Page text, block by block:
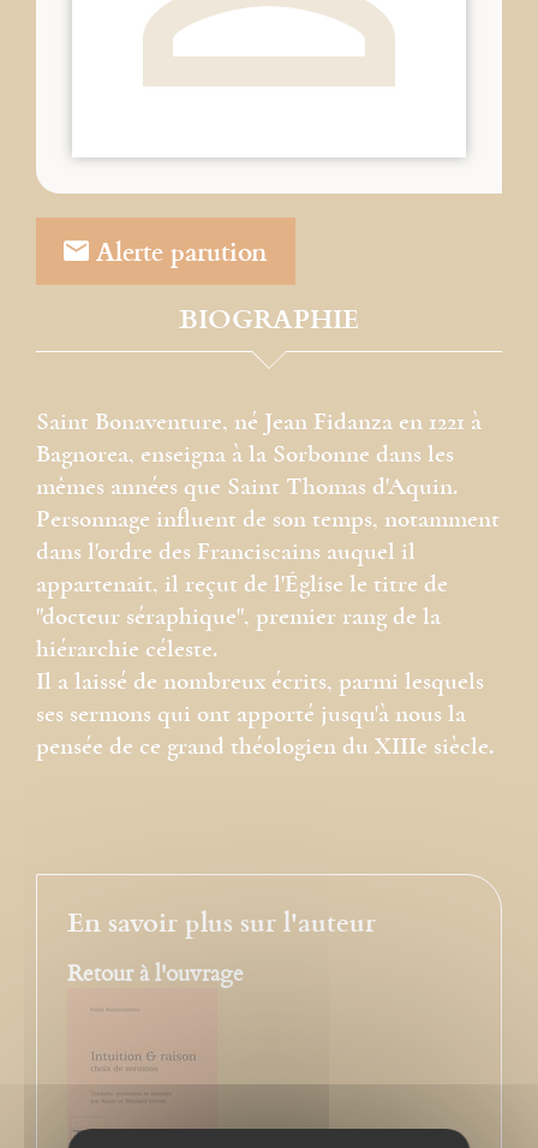
Alerte parution
BIOGRAPHIE
Saint Bonaventure, né Jean Fidanza en 1221 à
Bagnorea, enseigna à la Sorbonne dans les
mêmes années que Saint Thomas d'Aquin.
Personnage influent de son temps, notamment
dans l'ordre des Franciscains auquel il
appartenait, il reçut de l'Église le titre de
"docteur séraphique", premier rang de la
hiérarchie céleste.
Il a laissé de nombreux écrits, parmi lesquels
ses sermons qui ont apporté jusqu'à nous la
pensée de ce grand théologien du XIIIe siècle.
En savoir plus sur l'auteur
Retour à l'ouvrage